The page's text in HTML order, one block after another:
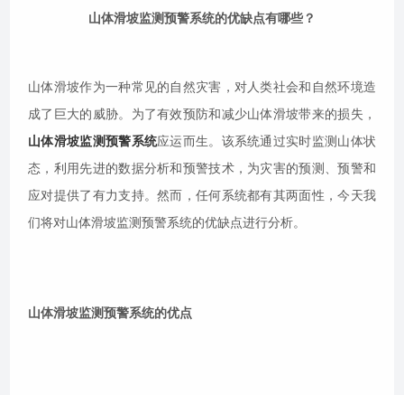
山体滑坡监测预警系统的优缺点有哪些？
山体滑坡作为一种常见的自然灾害，对人类社会和自然环境造
成了巨大的威胁。为了有效预防和减少山体滑坡带来的损失，
山体滑坡监测预警系统应运而生。该系统通过实时监测山体状
态，利用先进的数据分析和预警技术，为灾害的预测、预警和
应对提供了有力支持。然而，任何系统都有其两面性，今天我
们将对山体滑坡监测预警系统的优缺点进行分析。
山体滑坡监测预警系统的优点